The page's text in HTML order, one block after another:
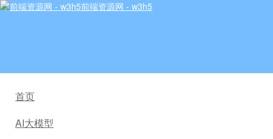
前端资源网 - w3h5
首页
AI大模型